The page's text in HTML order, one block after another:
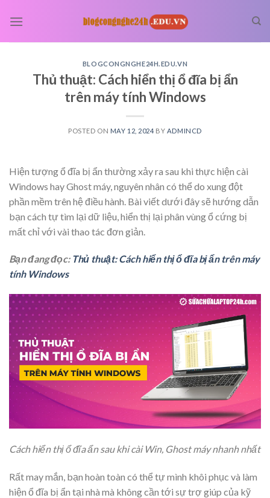
BLOGCONGNGHE24H.EDU.VN
Thủ thuật: Cách hiển thị ổ đĩa bị ẩn
trên máy tính Windows
POSTED ON MAY 12, 2024 BY ADMINCD
Hiện tượng ổ đĩa bị ẩn thường xảy ra sau khi thực hiện cài
Windows hay Ghost máy, nguyên nhân có thể do xung đột
phần mềm trên hệ điều hành. Bài viết dưới đây sẽ hướng dẫn
bạn cách tự tìm lại dữ liệu, hiển thị lại phân vùng ổ cứng bị
mất chỉ với vài thao tác đơn giản.
Bạn đang đọc: Thủ thuật: Cách hiển thị ổ đĩa bị ẩn trên máy
tính Windows
Cách hiển thị ổ đĩa ẩn sau khi cài Win, Ghost máy nhanh nhất
Rất may mắn, bạn hoàn toàn có thể tự mình khôi phục và làm
hiện ổ đĩa bị ẩn tại nhà mà không cần tới sự trợ giúp của kỹ